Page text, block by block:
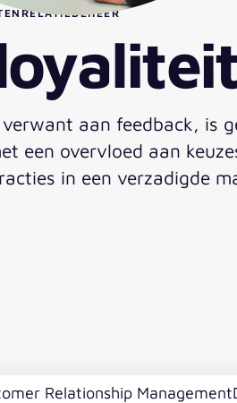
verwant aan feedback, is
een overvloed aan
in een verzadigde
Relationship Management